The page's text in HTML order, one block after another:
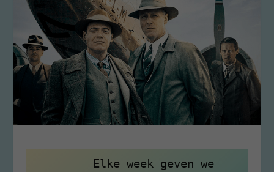
Elke week geven we